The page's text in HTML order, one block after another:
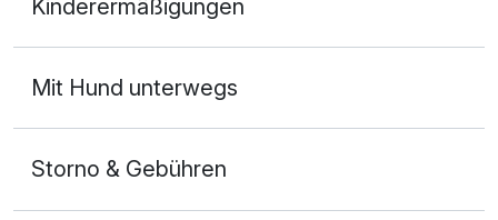
2 Erwachsene
Kinderermäßigungen
Mit Hund unterwegs
Storno & Gebühren